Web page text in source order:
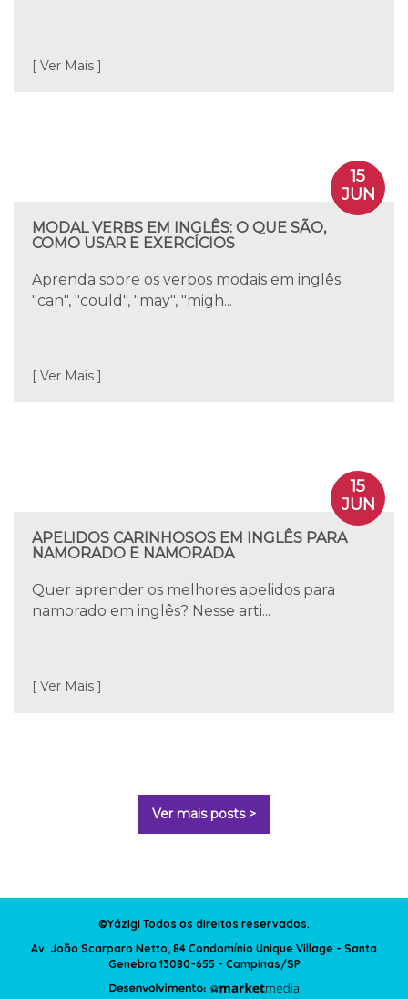
[ Ver Mais ]
15
JUN
MODAL VERBS EM INGLÊS: O QUE SÃO,
COMO USAR E EXERCÍCIOS
Aprenda sobre os verbos modais em inglês:
"can", "could", "may", "migh...
[ Ver Mais ]
15
JUN
APELIDOS CARINHOSOS EM INGLÊS PARA
NAMORADO E NAMORADA
Quer aprender os melhores apelidos para
namorado em inglês? Nesse arti...
[ Ver Mais ]
Ver mais posts >
©Yázigi Todos os direitos reservados.
Av. João Scarparo Netto, 84 Condomínio Unique Village - Santa
Genebra 13080-655 - Campinas/SP